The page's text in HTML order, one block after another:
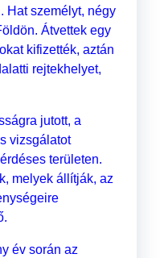
Hat személyt, négy
Átvettek egy
kifizették, aztán
rejtekhelyet,
jutott, a
vizsgálatot
területen.
melyek állítják, az
év során az